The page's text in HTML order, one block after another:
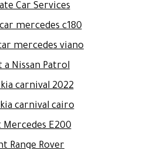
Car Services
mercedes c180
mercedes viano
a Nissan Patrol
carnival 2022
carnival cairo
Mercedes E200
Range Rover